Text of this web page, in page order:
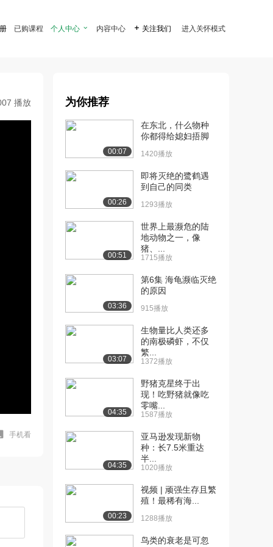
已购课程 个人中心  内容中心  关注我们 进入关怀模式
播放
手机看
为你推荐
00:07
在东北，什么物种
你都得给媳妇捂脚
1420播放
00:26
即将灭绝的鹭鹤遇
到自己的同类
1293播放
00:51
世界上最濒危的陆
地动物之一，像
猪、...
1715播放
03:36
第6集 海龟濒临灭绝
的原因
915播放
03:07
生物量比人类还多
的南极磷虾，不仅
繁...
1372播放
04:35
野猪克星终于出
现！吃野猪就像吃
零嘴...
1587播放
04:35
亚马逊发现新物
种：长7.5米重达
半...
1020播放
00:23
视频 | 顽强生存且繁
殖！最稀有海...
1288播放
鸟类的衰老是可忽